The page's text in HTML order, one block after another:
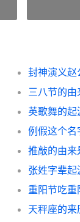
封神演义
三八节的
英歌舞的
例假这个
推敲的由
张姓字辈
天秤座的